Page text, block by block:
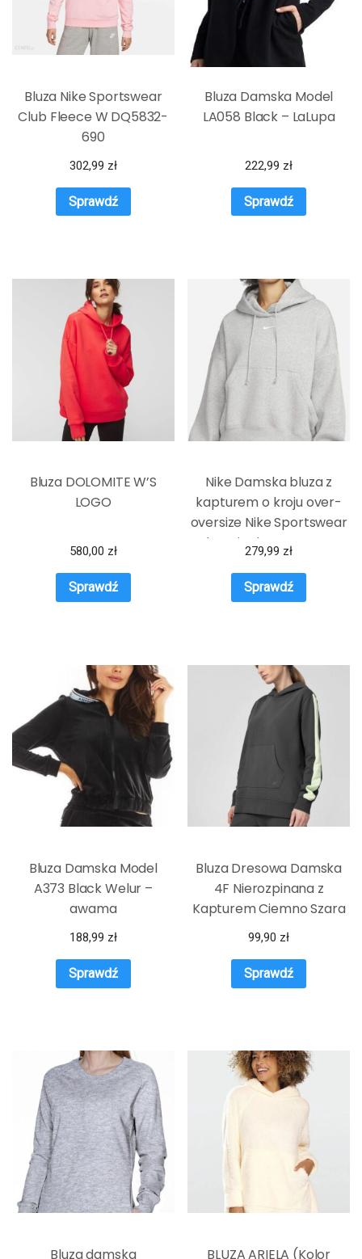
Bluza Nike Sportswear
Club Fleece W DQ5832-
690
302,99 zł
Sprawdź
Bluza Damska Model
LA058 Black – LaLupa
222,99 zł
Sprawdź
Bluza DOLOMITE W’S
LOGO
580,00 zł
Sprawdź
Nike Damska bluza z
kapturem o kroju over-
oversize Nike Sportswear
Phoenix Fleece – Szary
279,99 zł
Sprawdź
Bluza Damska Model
A373 Black Welur –
awama
188,99 zł
Sprawdź
Bluza Dresowa Damska
4F Nierozpinana z
Kapturem Ciemno Szara
99,90 zł
Sprawdź
Bluza damska BLUZA ARIELA (Kolor